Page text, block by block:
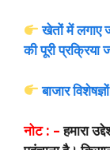
खेतों में लगाए
की पूरी प्रक्रिया
बाजार
नोट : – हमारा